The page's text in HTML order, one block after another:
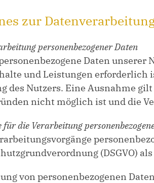
zur
personenbezogener Daten
Daten
und Leistungen erforderlich
des Nutzers. Eine Ausnahme
nicht möglich ist und die
für die Verarbeitung
(DSGVO)
von personenbezogenen